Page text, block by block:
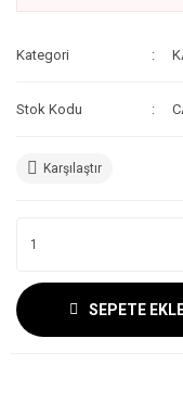
Kategori
Stok Kodu
Karşılaştır
SEPETE